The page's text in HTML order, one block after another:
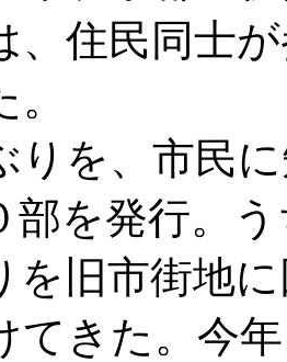
、住民同士
りを、市民
部を発行。
を旧市街地
てきた。今